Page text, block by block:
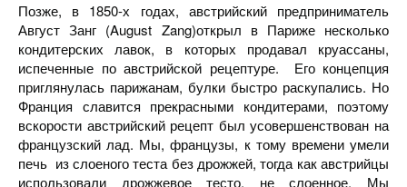
Позже, в 1850-х годах, австрийский предприниматель
Август Занг (August Zang)открыл в Париже несколько
кондитерских лавок, в которых продавал круассаны,
испеченные по австрийской рецептуре. Его концепция
приглянулась парижанам, булки быстро раскупались. Но
Франция славится прекрасными кондитерами, поэтому
вскорости австрийский рецепт был усовершенствован на
французский лад. Мы, французы, к тому времени умели
печь из слоеного теста без дрожжей, тогда как австрийцы
использовали дрожжевое тесто, не слоенное. Мы